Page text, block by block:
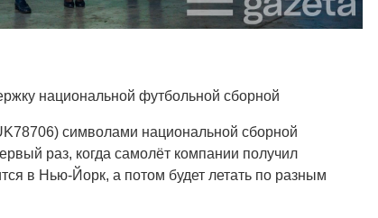
национальной футбольной сборной
символами национальной сборной
раз, когда самолёт компании получил
в Нью-Йорк, а потом будет летать по разным